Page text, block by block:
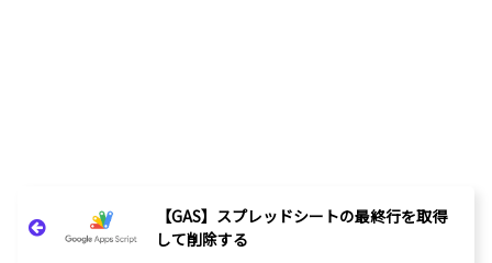
【GAS】スプレッドシートの最終行を取得
して削除する